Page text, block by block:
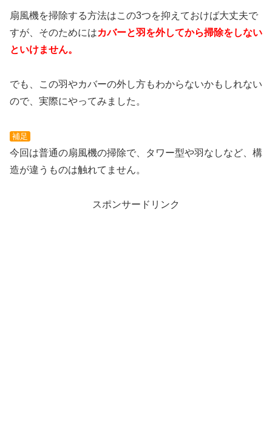
扇風機を掃除する方法はこの3つを抑えておけば大丈夫で
すが、そのためにはカバーと羽を外してから掃除をしない
といけません。
でも、この羽やカバーの外し方もわからないかもしれない
ので、実際にやってみました。
補足
今回は普通の扇風機の掃除で、タワー型や羽なしなど、構
造が違うものは触れてません。
スポンサードリンク